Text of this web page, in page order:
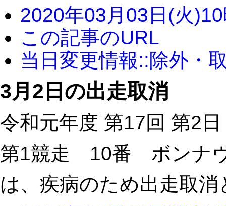
2020年03月03日(火
この記事のURL
当日変更情報::除外・
3月2日の出走取消
令和元年度 第17回 第2日
第1競走 10番 ボンナ
は、疾病のため出走取